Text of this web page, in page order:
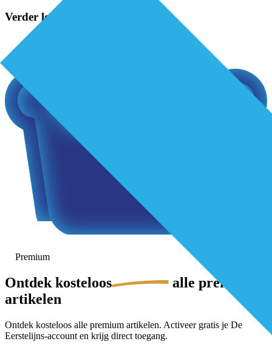
Verder lezen?
Premium
Ontdek kosteloos
alle premium-
artikelen
Ontdek kosteloos alle premium artikelen. Activeer gratis je De
Eerstelijns-account en krijg direct toegang.